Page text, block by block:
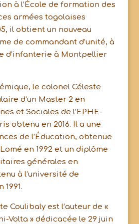
à l’École de formation des
armées togolaises
il obtient un nouveau
de commandant d’unité, à
d’infanterie à Montpellier
le colonel Céleste
d’un Master 2 en
et Sociales de l’EPHE-
obtenu en 2016. Il a une
de l’Éducation, obtenue
en 1992 et un diplôme
générales en
à l’université de
Coulibaly est l’auteur de «
Volta » dédicacée le 29 juin